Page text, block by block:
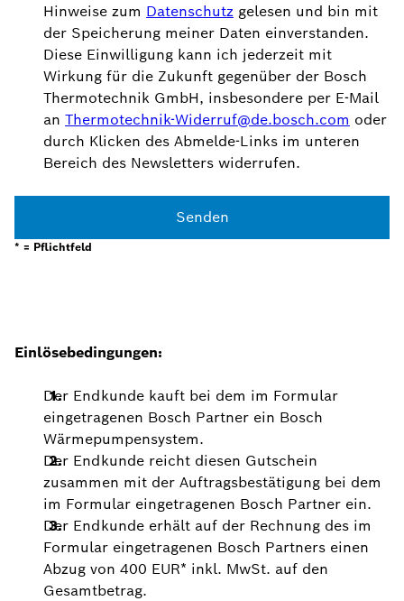
Hinweise zum Datenschutz gelesen und bin mit
der Speicherung meiner Daten einverstanden.
Diese Einwilligung kann ich jederzeit mit
Wirkung für die Zukunft gegenüber der Bosch
Thermotechnik GmbH, insbesondere per E-Mail
an Thermotechnik-Widerruf@de.bosch.com oder
durch Klicken des Abmelde-Links im unteren
Bereich des Newsletters widerrufen.
Senden
* = Pflichtfeld
Einlösebedingungen:
Der Endkunde kauft bei dem im Formular
eingetragenen Bosch Partner ein Bosch
Wärmepumpensystem.
Der Endkunde reicht diesen Gutschein
zusammen mit der Auftragsbestätigung bei dem
im Formular eingetragenen Bosch Partner ein.
Der Endkunde erhält auf der Rechnung des im
Formular eingetragenen Bosch Partners einen
Abzug von 400 EUR* inkl. MwSt. auf den
Gesamtbetrag.